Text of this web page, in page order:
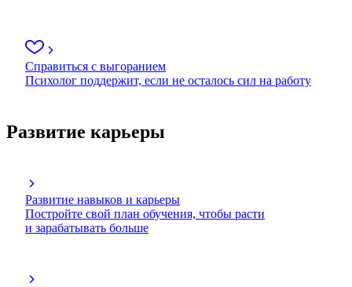
Справиться с выгоранием
Психолог поддержит, если не осталось сил на работу
Развитие карьеры
Развитие навыков и карьеры
Постройте свой план обучения, чтобы расти
и зарабатывать больше